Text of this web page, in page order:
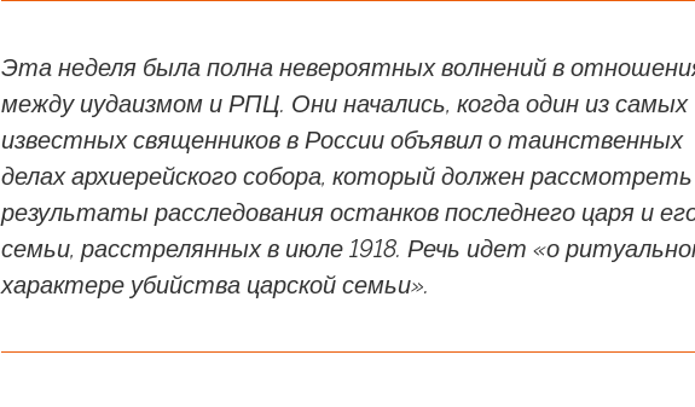
Эта неделя была полна невероятных волнений в
между иудаизмом и РПЦ. Они начались, когда один из самых
известных священников в России объявил о таинственных
делах архиерейского собора, который должен рассмотреть
результаты расследования останков последнего царя и
семьи, расстрелянных в июле 1918. Речь идет «о
характере убийства царской семьи».